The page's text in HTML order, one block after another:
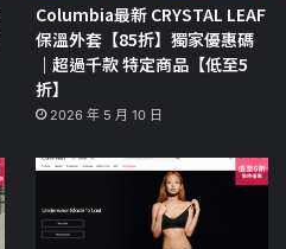
Columbia最新 CRYSTAL LEAF
保溫外套【85折】獨家優惠碼
｜超過千款 特定商品【低至5
折】
2026 年 5 月 10 日